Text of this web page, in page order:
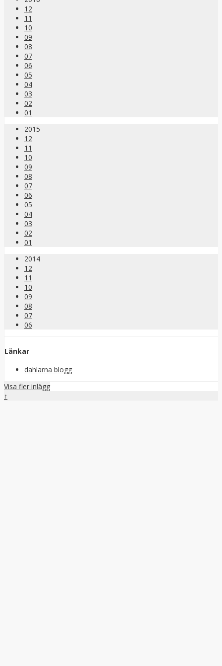
12
11
10
09
08
07
06
05
04
03
02
01
2015
12
11
10
09
08
07
06
05
04
03
02
01
2014
12
11
10
09
08
07
06
Länkar
dahlarna blogg
Visa fler inlägg
↑